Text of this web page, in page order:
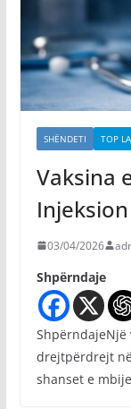
SHËNDETI TOP
Vaksina
03/04/2026
Shpërndaje
ShpërndajeNjë
drejtpërdrejt
shanset e